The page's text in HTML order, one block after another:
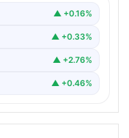
▲ +0.16%
▲ +0.33%
▲ +2.76%
▲ +0.46%